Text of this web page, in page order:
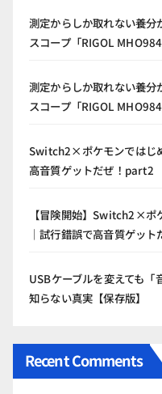
測定からしか取れない養
スコープ「RIGOL
測定からしか取れない養
スコープ「RIGOL
Switch2×ポケモンではじ
高音質ゲットだぜ！part2
【冒険開始】Switch2×ポ
｜試行錯誤で高音質ゲッ
USBケーブルを変えても
知らない真実【保存版】
Recent Comments